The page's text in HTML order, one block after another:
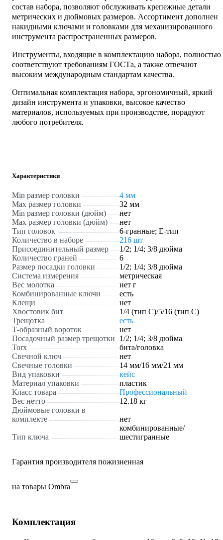
состав набора, позволяют обслуживать крепежные детали
метрических и дюймовых размеров. Ассортимент дополнен
накидными ключами и головками для механизированного
инструмента распространенных размеров.
Инструменты, входящие в комплектацию набора, полностью
соответствуют требованиям ГОСТа, а также отвечают
высоким международным стандартам качества.
Оптимальная комплектация набора, эргономичный, яркий
дизайн инструмента и упаковки, высокое качество
материалов, используемых при производстве, порадуют
любого потребителя.
Характеристики
Min размер головки
4 мм
Max размер головки
32 мм
Min размер головки (дюйм)
нет
Max размер головки (дюйм)
нет
Тип головок
6-гранные; Е-тип
Количество в наборе
216 шт
Присоединительный размер
1/2; 1/4; 3/8 дюйма
Количество граней
6
Размер посадки головки
1/2; 1/4; 3/8 дюйма
Система измерения
метрическая
Вес молотка
нет г
Комбинированные ключи
есть
Клещи
нет
Хвостовик бит
1/4 (тип С)/5/16 (тип C)
Трещотка
есть
Т-образный вороток
нет
Посадочный размер трещотки
1/2; 1/4; 3/8 дюйма
Torx
бита/головка
Свечной ключ
нет
Свечные головки
14 мм/16 мм/21 мм
Вид упаковки
кейс
Материал упаковки
пластик
Класс товара
Профессиональный
Вес нетто
12.18 кг
Дюймовые головки в
комплекте
нет
Тип ключа
комбинированные/
шестигранные
Гарантия производителя пожизненная
на товары Ombra
Комплектация